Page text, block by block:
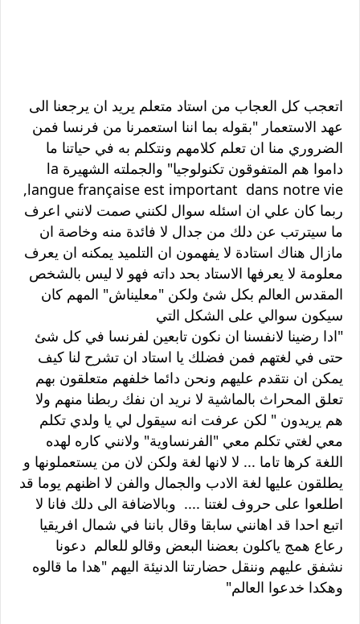
اتعجب كل العجاب من استاد متعلم يريد ان يرجعنا الى
عهد الاستعمار "بقوله بما اننا استعمرنا من فرنسا فمن
الضروري منا ان تعلم كلامهم ونتكلم به في حياتنا ما
داموا هم المتفوقون تكنولوجيا" والجملته الشهيرة la
langue française est important dans notre vie
,
ربما كان علي ان اسئله سوال لكنني صمت لانني اعرف
ما سيترتب عن دلك من جدال لا فائدة منه وخاصة ان
مازال هناك استادة لا يفهمون ان التلميد يمكنه ان يعرف
معلومة لا يعرفها الاستاد بحد داته فهو لا ليس بالشخص
المقدس العالم بكل شئ ولكن "معليناش" المهم كان
سيكون سوالي على الشكل التي
"ادا رضينا لانفسنا ان نكون تابعين لفرنسا في كل شئ
حتى في لغتهم فمن فضلك يا استاد ان تشرح لنا كيف
يمكن ان نتقدم عليهم ونحن دائما خلفهم متعلقون بهم
تعلق المحراث بالماشية لا نريد ان نفك ربطنا منهم ولا
هم يريدون " لكن عرفت انه سيقول لي يا ولدي تكلم
معي لغتي تكلم معي "الفرنساوية" ولانني كاره لهده
اللغة كرها تاما ... لا لانها لغة ولكن لان من يستعملونها و
يطلقون عليها لغة الادب والجمال والفن لا اظنهم يوما قد
اطلعوا على حروف لغتنا .... وبالاضافة الى دلك فانا لا
اتبع احدا قد اهانني سابقا وقال باننا في شمال افريقيا
رعاع همج ياكلون بعضنا البعض وقالو للعالم دعونا
نشفق عليهم وننقل حضارتنا الدنيئة اليهم "هدا ما قالوه
وهكدا خدعوا العالم"